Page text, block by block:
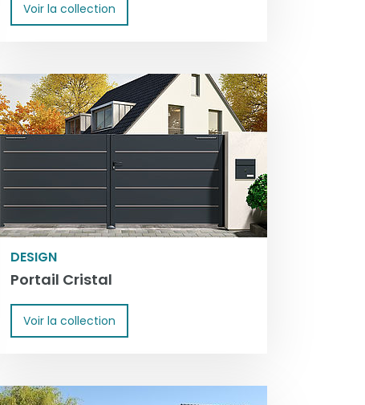
Voir la collection
DESIGN
Portail Cristal
Voir la collection